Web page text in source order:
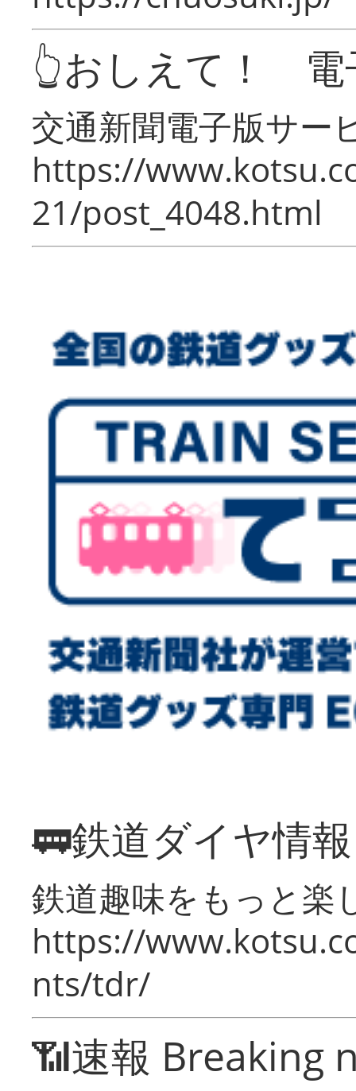
👆おしえて！ 電
交通新聞電子版サー
https://
21/post_4048.html
🚃鉄道ダイヤ情
鉄道趣味をもっと楽
https://
nts/tdr/
📶速報 Breaking